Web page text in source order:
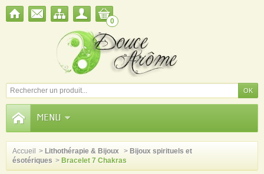
0
MENU
Accueil > Lithothérapie & Bijoux > Bijoux spirituels et
ésotériques > Bracelet 7 Chakras